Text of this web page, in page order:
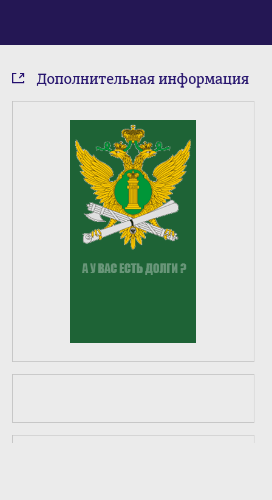
Дополнительная информация